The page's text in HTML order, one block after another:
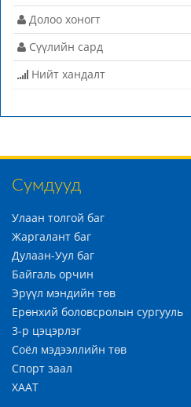
Долоо хоногт
Сүүлийн сард
Нийт хандалт
Сумдууд
Улаан толгой баг
Жаргалант баг
Дулаан-Уул баг
Байгаль орчин
Эрүүл мэндийн төв
Ерөнхий боловсролын сургууль
3-р цэцэрлэг
Соёл мэдээллийн төв
Спорт заал
ХААТ